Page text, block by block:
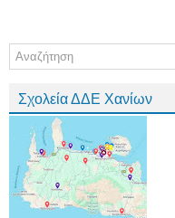
Σχολεία ΔΔΕ Χανίων